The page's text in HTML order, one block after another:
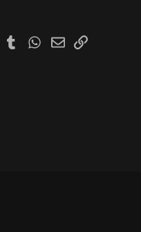
PinterestTumblrWhatsApp
EmailLink